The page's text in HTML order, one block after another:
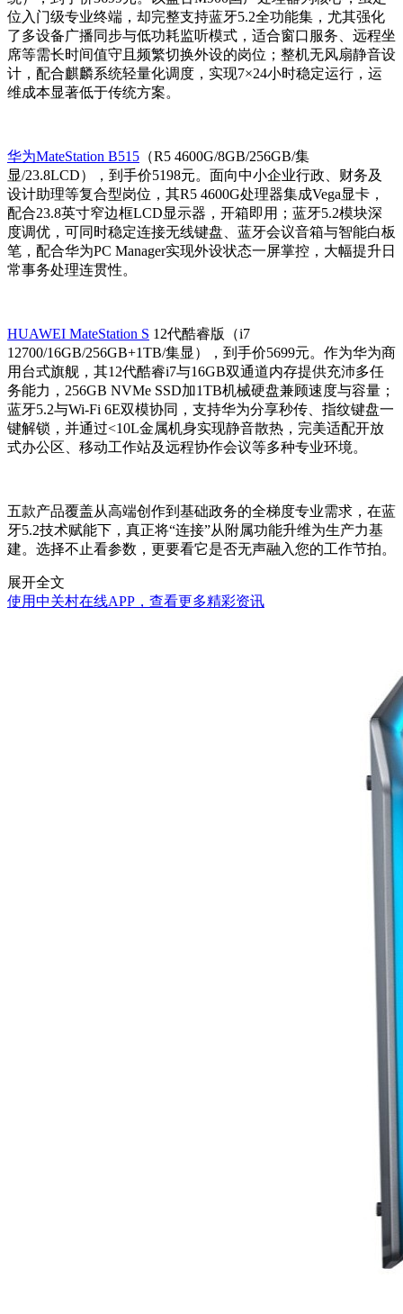
位入门级专业终端，却完整支持蓝牙5.2全功能集，尤其强化
了多设备广播同步与低功耗监听模式，适合窗口服务、远程坐
席等需长时间值守且频繁切换外设的岗位；整机无风扇静音设
计，配合麒麟系统轻量化调度，实现7×24小时稳定运行，运
维成本显著低于传统方案。
华为MateStation B515 （R5 4600G/8GB/256GB/集
显/23.8LCD），到手价5198元。面向中小企业行政、财务及
设计助理等复合型岗位，其R5 4600G处理器集成Vega显卡，
配合23.8英寸窄边框LCD显示器，开箱即用；蓝牙5.2模块深
度调优，可同时稳定连接无线键盘、蓝牙会议音箱与智能白板
笔，配合华为PC Manager实现外设状态一屏掌控，大幅提升日
常事务处理连贯性。
HUAWEI MateStation S 12代酷睿版（i7
12700/16GB/256GB+1TB/集显），到手价5699元。作为华为商
用台式旗舰，其12代酷睿i7与16GB双通道内存提供充沛多任
务能力，256GB NVMe SSD加1TB机械硬盘兼顾速度与容量；
蓝牙5.2与Wi-Fi 6E双模协同，支持华为分享秒传、指纹键盘一
键解锁，并通过<10L金属机身实现静音散热，完美适配开放
式办公区、移动工作站及远程协作会议等多种专业环境。
五款产品覆盖从高端创作到基础政务的全梯度专业需求，在蓝
牙5.2技术赋能下，真正将“连接”从附属功能升维为生产力基
建。选择不止看参数，更要看它是否无声融入您的工作节拍。
展开全文
使用中关村在线APP，查看更多精彩资讯